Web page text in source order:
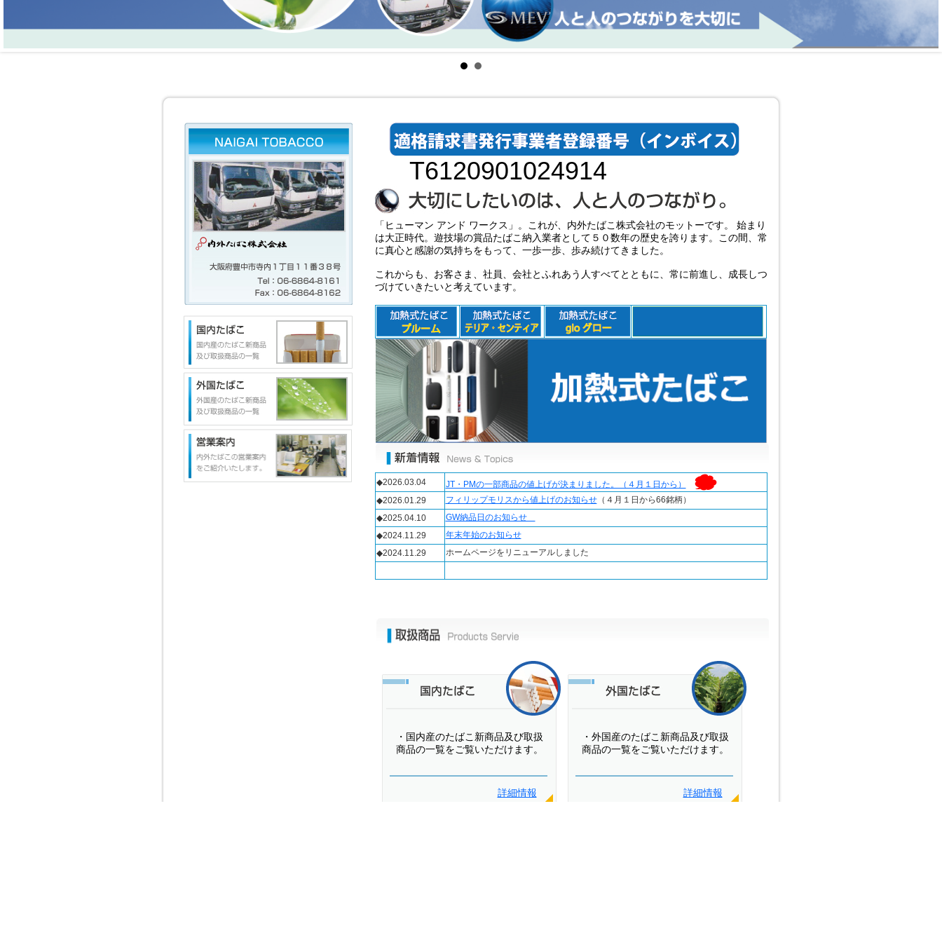
T6120901024914
「ヒューマン アンド ワークス」。これが、内外たばこ株式会社のモットーです。 始まり
は大正時代。遊技場の賞品たばこ納入業者として５０数年の歴史を誇ります。この間、常
に真心と感謝の気持ちをもって、一歩一歩、歩み続けてきました。
これからも、お客さま、社員、会社とふれあう人すべてとともに、常に前進し、成長しつ
づけていきたいと考えています。
◆2026.03.04
JT・PMの一部商品の値上げが決まりました。（４月１日から）
◆2026.01.29
フィリップモリスから値上げのお知らせ（４月１日から66銘柄）
◆2025.04.10
GW納品日のお知らせ
◆2024.11.29
年末年始のお知らせ
◆2024.11.29
ホームページをリニューアルしました
・国内産のたばこ新商品及び取扱
商品の一覧をご覧いただけます。
詳細情報
・外国産のたばこ新商品及び取扱
商品の一覧をご覧いただけます。
詳細情報